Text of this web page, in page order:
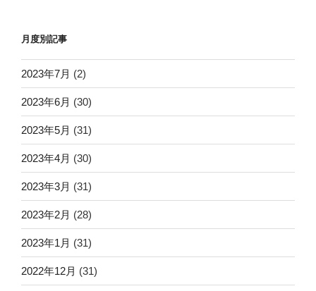
月度別記事
2023年7月 (2)
2023年6月 (30)
2023年5月 (31)
2023年4月 (30)
2023年3月 (31)
2023年2月 (28)
2023年1月 (31)
2022年12月 (31)